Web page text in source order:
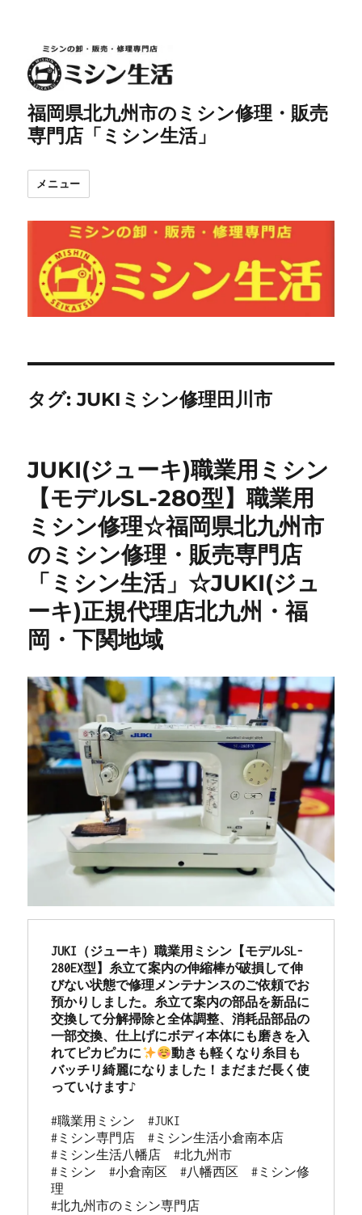
福岡県北九州市のミシン修理・販売
専門店「ミシン生活」
メニュー
タグ:JUKIミシン修理田川市
JUKI(ジューキ)職業用ミシン
【モデルSL-280型】職業用
ミシン修理☆福岡県北九州市
のミシン修理・販売専門店
「ミシン生活」☆JUKI(ジュ
ーキ)正規代理店北九州・福
岡・下関地域
JUKI（ジューキ）職業用ミシン【モデルSL-
280EX型】糸立て案内の伸縮棒が破損して伸
びない状態で修理メンテナンスのご依頼でお
預かりしました。糸立て案内の部品を新品に
交換して分解掃除と全体調整、消耗品部品の
一部交換、仕上げにボディ本体にも磨きを入
れてピカピカに
動きも軽くなり糸目も
バッチリ綺麗になりました！まだまだ長く使
っていけます♪
#職業用ミシン　#JUKI
#ミシン専門店  #ミシン生活小倉南本店
#ミシン生活八幡店  #北九州市
#ミシン  #小倉南区  #八幡西区  #ミシン修
理
#北九州市のミシン専門店